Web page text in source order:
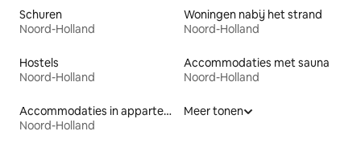
Schuren
Noord-Holland
Woningen nabij het strand
Noord-Holland
Hostels
Noord-Holland
Accommodaties met sauna
Noord-Holland
Accommodaties in appartementen met diensten
Noord-Holland
Meer tonen